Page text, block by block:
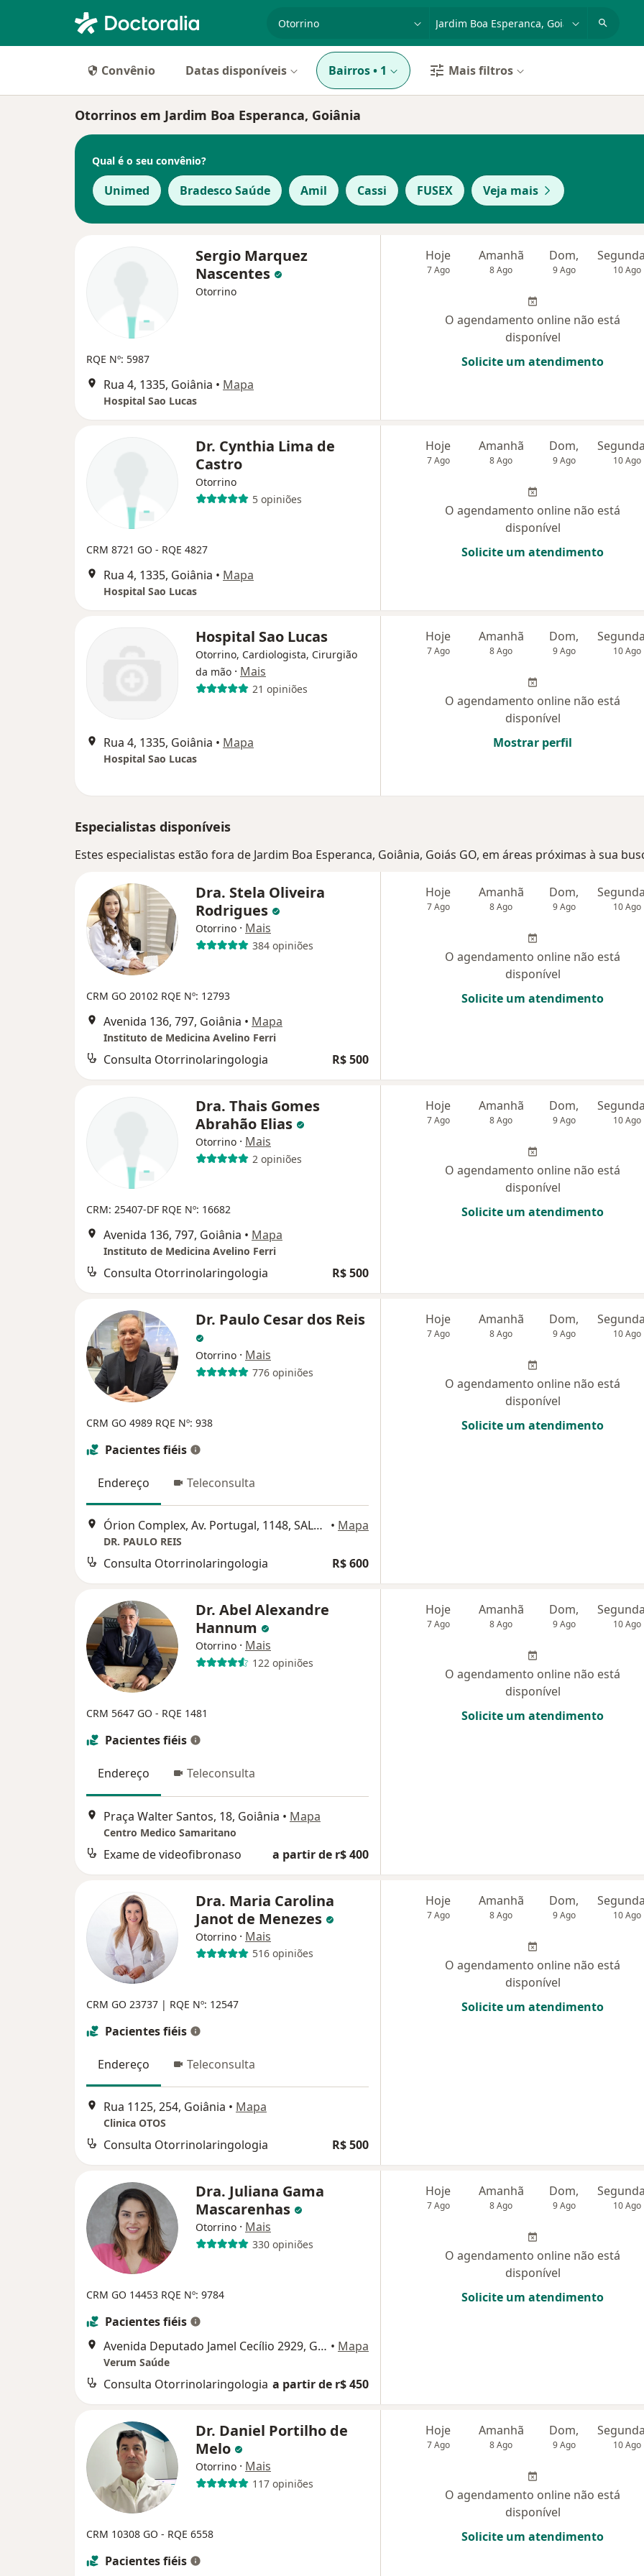
Convênio Datas disponíveis Bairros• 1 Mais filtros
Otorrinos em Jardim Boa Esperanca, Goiânia
Qual é o seu convênio?
Unimed Bradesco Saúde Amil Cassi FUSEX Veja mais
Sergio Marquez
Nascentes
Otorrino
RQE Nº: 5987
Rua 4, 1335, Goiânia • Mapa
Hospital Sao Lucas
Hoje
7 Ago
Amanhã
8 Ago
Dom,
9 Ago 10 Ago
O agendamento online não está
disponível
Solicite um atendimento
Dr. Cynthia Lima de
Castro
Otorrino
5 opiniões
CRM 8721 GO - RQE 4827
Rua 4, 1335, Goiânia • Mapa
Hospital Sao Lucas
Hoje
7 Ago
Amanhã
8 Ago
Dom,
9 Ago 10 Ago
O agendamento online não está
disponível
Solicite um atendimento
Hospital Sao Lucas
Otorrino, Cardiologista, Cirurgião
da mão · Mais
21 opiniões
Rua 4, 1335, Goiânia • Mapa
Hospital Sao Lucas
Hoje
7 Ago
Amanhã
8 Ago
Dom,
9 Ago 10 Ago
O agendamento online não está
disponível
Mostrar perfil
Especialistas disponíveis
Estes especialistas estão fora de Jardim Boa Esperanca, Goiânia, Goiás GO, em áreas próximas à sua
Dra. Stela Oliveira
Rodrigues
Otorrino · Mais
384 opiniões
CRM GO 20102 RQE Nº: 12793
Avenida 136, 797, Goiânia • Mapa
Instituto de Medicina Avelino Ferri
Consulta Otorrinolaringologia R$ 500
Hoje
7 Ago
Amanhã
8 Ago
Dom,
9 Ago 10 Ago
O agendamento online não está
disponível
Solicite um atendimento
Dra. Thais Gomes
Abrahão Elias
Otorrino · Mais
2 opiniões
CRM: 25407-DF RQE Nº: 16682
Avenida 136, 797, Goiânia • Mapa
Instituto de Medicina Avelino Ferri
Consulta Otorrinolaringologia R$ 500
Hoje
7 Ago
Amanhã
8 Ago
Dom,
9 Ago 10 Ago
O agendamento online não está
disponível
Solicite um atendimento
Dr. Paulo Cesar dos Reis
Otorrino · Mais
776 opiniões
CRM GO 4989 RQE Nº: 938
Pacientes fiéis
Endereço Teleconsulta
Órion Complex, Av. Portugal, 1148, SALA B 1808 ANDAR 18., Goiânia • Mapa
DR. PAULO REIS
Consulta Otorrinolaringologia R$ 600
Hoje
7 Ago
Amanhã
8 Ago
Dom,
9 Ago 10 Ago
O agendamento online não está
disponível
Solicite um atendimento
Dr. Abel Alexandre
Hannum
Otorrino · Mais
122 opiniões
CRM 5647 GO - RQE 1481
Pacientes fiéis
Endereço Teleconsulta
Praça Walter Santos, 18, Goiânia • Mapa
Centro Medico Samaritano
Exame de videofibronaso a partir de r$ 400
Hoje
7 Ago
Amanhã
8 Ago
Dom,
9 Ago 10 Ago
O agendamento online não está
disponível
Solicite um atendimento
Dra. Maria Carolina
Janot de Menezes
Otorrino · Mais
516 opiniões
CRM GO 23737 | RQE Nº: 12547
Pacientes fiéis
Endereço Teleconsulta
Rua 1125, 254, Goiânia • Mapa
Clinica OTOS
Consulta Otorrinolaringologia R$ 500
Hoje
7 Ago
Amanhã
8 Ago
Dom,
9 Ago 10 Ago
O agendamento online não está
disponível
Solicite um atendimento
Dra. Juliana Gama
Mascarenhas
Otorrino · Mais
330 opiniões
CRM GO 14453 RQE Nº: 9784
Pacientes fiéis
Avenida Deputado Jamel Cecílio 2929, Goiânia • Mapa
Verum Saúde
Consulta Otorrinolaringologia a partir de r$ 450
Hoje
7 Ago
Amanhã
8 Ago
Dom,
9 Ago 10 Ago
O agendamento online não está
disponível
Solicite um atendimento
Dr. Daniel Portilho de
Melo
Otorrino · Mais
117 opiniões
CRM 10308 GO - RQE 6558
Pacientes fiéis
Hoje
7 Ago
Amanhã
8 Ago
Dom,
9 Ago 10 Ago
O agendamento online não está
disponível
Solicite um atendimento